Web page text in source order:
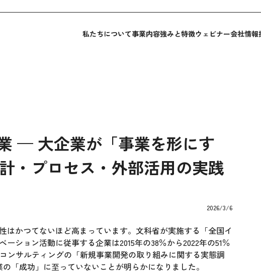
私たちについて事業内容強みと特徴ウェビナー会社情報
— 大企業が「事業を形にす
・プロセス・外部活用の実践
2026/3/6
はかつてないほど高まっています。文科省が実施する「全国イ
ション活動に従事する企業は2015年の38％から2022年の51％
ンサルティングの「新規事業開発の取り組みに関する実態調
「成功」に至っていないことが明らかになりました。